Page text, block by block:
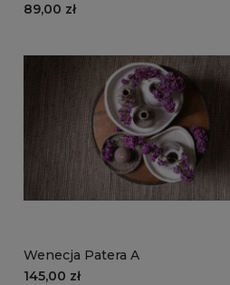
89,00 zł
Wenecja Patera A
145,00 zł